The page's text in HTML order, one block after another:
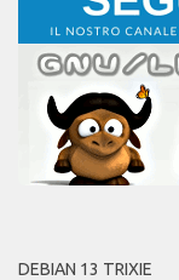
DEBIAN 13 TRIXIE